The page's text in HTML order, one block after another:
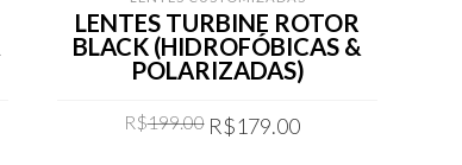
LENTES TURBINE ROTOR
BLACK (HIDROFÓBICAS &
POLARIZADAS)
R$199.00 Original
R$179.00